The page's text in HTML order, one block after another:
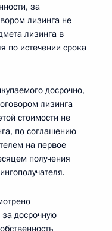
за
лизинга не
лизинга в
по истечении срока
досрочно,
лизинга
стоимости не
по соглашению
на первое
получения
досрочную